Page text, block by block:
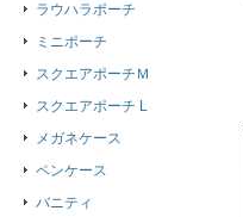
ラウハラポーチ
ミニポーチ
スクエアポーチＭ
スクエアポーチ L
メガネケース
ペンケース
バニティ